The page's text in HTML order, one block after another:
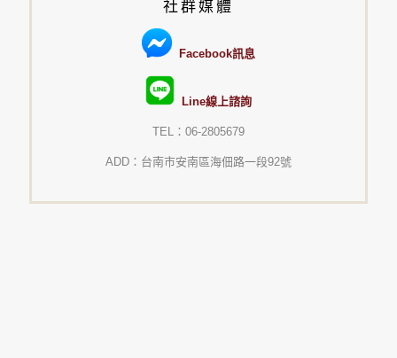
社群媒體
Facebook訊息
Line線上諮詢
TEL：06-2805679
ADD：台南市安南區海佃路一段92號